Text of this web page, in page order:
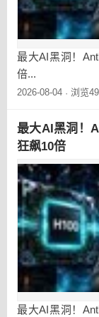
最大AI黑洞！
倍...
2026-08-04 · 浏览
最大AI黑洞！
狂飙10倍
最大AI黑洞！